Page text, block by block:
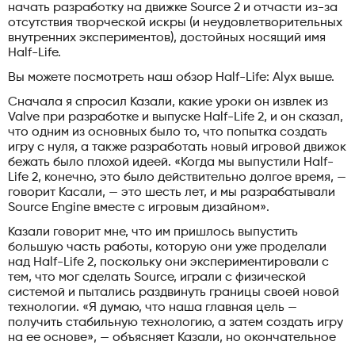
начать разработку на движке Source 2 и отчасти из-за
отсутствия творческой искры (и неудовлетворительных
внутренних экспериментов), достойных носящий имя
Half-Life.
Вы можете посмотреть наш обзор Half-Life: Alyx выше.
Сначала я спросил Казали, какие уроки он извлек из
Valve при разработке и выпуске Half-Life 2, и он сказал,
что одним из основных было то, что попытка создать
игру с нуля, а также разработать новый игровой движок
бежать было плохой идеей. «Когда мы выпустили Half-
Life 2, конечно, это было действительно долгое время, —
говорит Касали, — это шесть лет, и мы разрабатывали
Source Engine вместе с игровым дизайном».
Казали говорит мне, что им пришлось выпустить
большую часть работы, которую они уже проделали
над Half-Life 2, поскольку они экспериментировали с
тем, что мог сделать Source, играли с физической
системой и пытались раздвинуть границы своей новой
технологии. «Я думаю, что наша главная цель —
получить стабильную технологию, а затем создать игру
на ее основе», — объясняет Казали, но окончательное